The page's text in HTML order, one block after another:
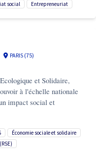
social entrepreneuriat
PARIS (75)
et Solidaire,
à l'échelle nationale
impact social et
économie sociale et solidaire